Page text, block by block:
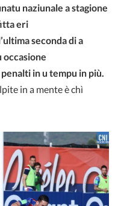
naziunale a stagione
eri
seconda di a
occasione
in u tempu in più.
in a mente è chì